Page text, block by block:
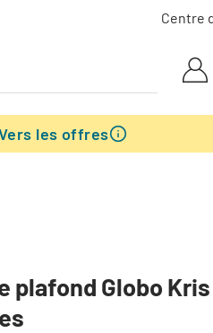
Centre
les offres
plafond Globo